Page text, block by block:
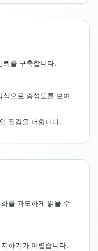
뢰를 구축합니다.
으로 충성도를 보여
질감을 더합니다.
를 과도하게 읽을 수
하기가 어렵습니다.